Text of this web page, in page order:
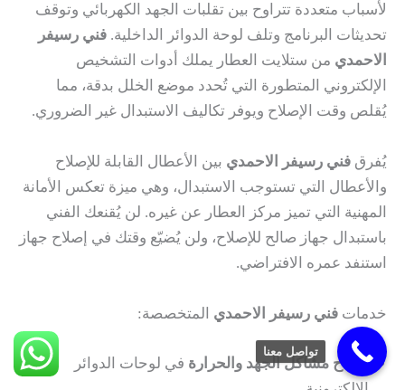
لأسباب متعددة تتراوح بين تقلبات الجهد الكهربائي وتوقف
تحديثات البرنامج وتلف لوحة الدوائر الداخلية. فني رسيفر
الاحمدي من ستلايت العطار يملك أدوات التشخيص
الإلكتروني المتطورة التي تُحدد موضع الخلل بدقة، مما
يُقلص وقت الإصلاح ويوفر تكاليف الاستبدال غير الضروري.
يُفرق فني رسيفر الاحمدي بين الأعطال القابلة للإصلاح
والأعطال التي تستوجب الاستبدال، وهي ميزة تعكس الأمانة
المهنية التي تميز مركز العطار عن غيره. لن يُقنعك الفني
باستبدال جهاز صالح للإصلاح، ولن يُضيّع وقتك في إصلاح جهاز
استنفد عمره الافتراضي.
خدمات فني رسيفر الاحمدي المتخصصة:
إصلاح مشاكل الجهد والحرارة في لوحات الدوائر
تواصل معنا